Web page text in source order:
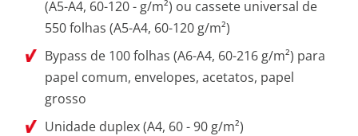
(A5-A4, 60-120 - g/m²) ou cassete universal de
550 folhas (A5-A4, 60-120 g/m²)
Bypass de 100 folhas (A6-A4, 60-216 g/m²) para
papel comum, envelopes, acetatos, papel
grosso
Unidade duplex (A4, 60 - 90 g/m²)